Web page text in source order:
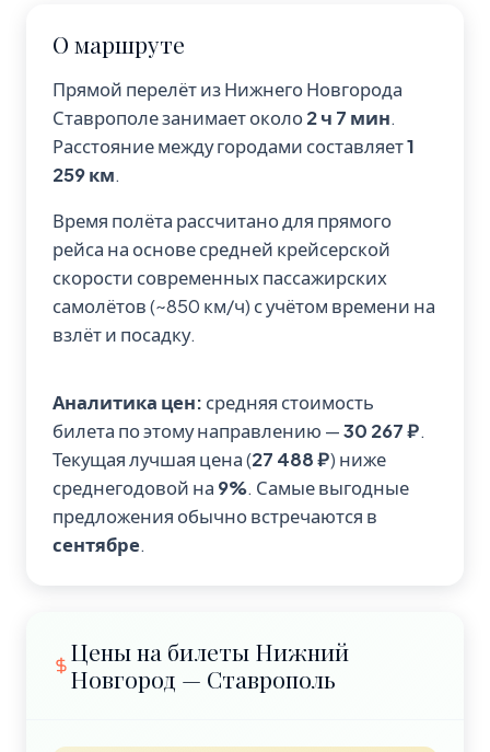
О маршруте
Прямой перелёт из Нижнего Новгорода
Ставрополе занимает около2 ч 7 мин.
Расстояние между городами составляет1
259 км.
Время полёта рассчитано для прямого
рейса на основе средней крейсерской
скорости современных пассажирских
самолётов (~850 км/ч) с учётом времени на
взлёт и посадку.
Аналитика цен: средняя стоимость
билета по этому направлению —30 267 ₽.
Текущая лучшая цена (27 488 ₽) ниже
среднегодовой на 9%. Самые выгодные
предложения обычно встречаются в
сентябре.
Цены на билеты Нижний
Новгород — Ставрополь